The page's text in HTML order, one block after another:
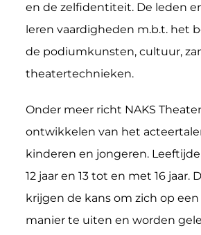
en de zelfidentiteit. De leden
leren vaardigheden m.b.t. het
de podiumkunsten, cultuur,
theatertechnieken.
Onder meer richt NAKS
ontwikkelen van het
kinderen en jongeren.
12 jaar en 13 tot en met 16 jaar.
krijgen de kans om zich op
manier te uiten en worden